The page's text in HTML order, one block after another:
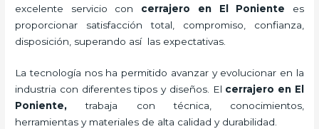
excelente servicio con cerrajero en El Poniente es
proporcionar satisfacción total, compromiso, confianza,
disposición, superando así las expectativas.
La tecnología nos ha permitido avanzar y evolucionar en la
industria con diferentes tipos y diseños. El cerrajero en El
Poniente,trabaja con técnica, conocimientos,
herramientas y materiales de alta calidad y durabilidad.